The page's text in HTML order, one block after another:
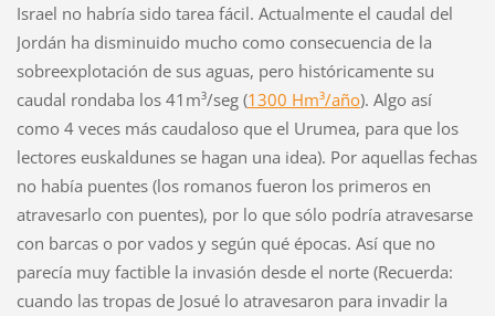
Israel no habría sido tarea fácil. Actualmente el caudal del
Jordán ha disminuido mucho como consecuencia de la
sobreexplotación de sus aguas, pero históricamente su
caudal rondaba los 41m³/seg (1300 Hm³/año). Algo así
como 4 veces más caudaloso que el Urumea, para que los
lectores euskaldunes se hagan una idea). Por aquellas fechas
no había puentes (los romanos fueron los primeros en
atravesarlo con puentes), por lo que sólo podría atravesarse
con barcas o por vados y según qué épocas. Así que no
parecía muy factible la invasión desde el norte (Recuerda:
cuando las tropas de Josué lo atravesaron para invadir la